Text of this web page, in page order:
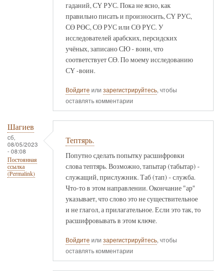
гаданий, СҮ РУС. Пока не ясно, как
правильно писать и произносить, СҮ РУС,
СӨ РӨС, СӨ РУС или СӨ РҮС. У
исследователей арабских, персидских
учёных, записано СЮ - воин, что
соответствует СӨ. По моему исследованию
СҮ -воин.
Войдите или зарегистрируйтесь, чтобы
оставлять комментарии
Шагиев
сб,
08/05/2023
- 08:08
Постоянная
ссылка
(Permalink)
Тептярь.
Попутно сделать попытку расшифровки
слова тептярь. Возможно, тапытар (табытар) -
служащий, прислужник. Таб (тап) - служба.
Что-то в этом направлении. Окончание "ар"
указывает, что слово это не существительное
и не глагол, а прилагательное. Если это так, то
расшифровывать в этом ключе.
Войдите или зарегистрируйтесь, чтобы
оставлять комментарии